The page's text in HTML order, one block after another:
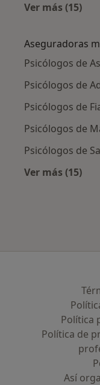
Ver más (15)
Aseguradoras
Psicólogos de
Psicólogos de
Psicólogos de
Psicólogos de
Psicólogos de
Ver más (15)
Política
Política de
Así